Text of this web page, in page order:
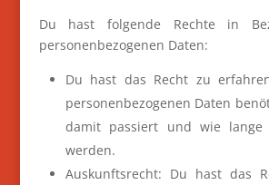
Du hast folgende Rechte in
personenbezogenen Daten:
Du hast das Recht zu
personenbezogenen Daten
damit passiert und wie lange
werden.
Auskunftsrecht: Du hast das